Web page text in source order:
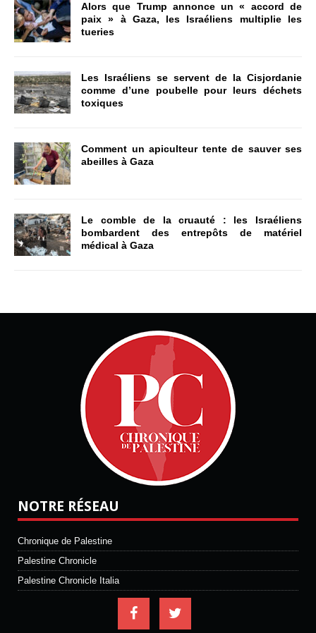
Alors que Trump annonce un « accord de
paix » à Gaza, les Israéliens multiplie les
tueries
Les Israéliens se servent de la Cisjordanie
comme d’une poubelle pour leurs déchets
toxiques
Comment un apiculteur tente de sauver ses
abeilles à Gaza
Le comble de la cruauté : les Israéliens
bombardent des entrepôts de matériel
médical à Gaza
NOTRE RÉSEAU
Chronique de Palestine
Palestine Chronicle
Palestine Chronicle Italia